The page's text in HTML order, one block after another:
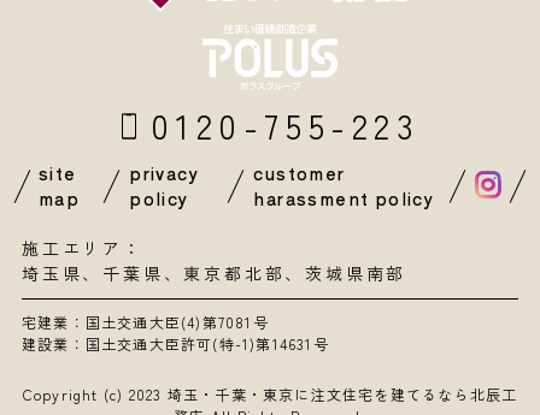
0120-755-223
site
map
privacy
policy
customer
harassment policy
施工エリア：
埼玉県、 千葉県 、東京都北部、茨城県南部
宅建業：国土交通大臣(4)第7081号
建設業：国土交通大臣許可(特-1)第14631号
Copyright (c) 2023 埼玉・千葉・東京に注文住宅を建てるなら北辰工